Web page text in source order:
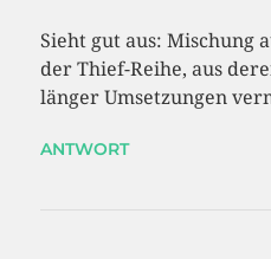
Sieht gut aus: Mischung
der Thief-Reihe, aus
länger Umsetzungen
ANTWORT